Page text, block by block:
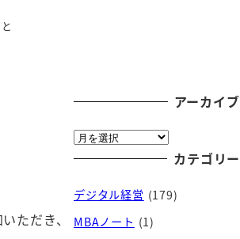
ただき、
アーカイブ
ア
ー
イ
ブ
カテゴリー
デジタル経営 (179)
MBAノート (1)